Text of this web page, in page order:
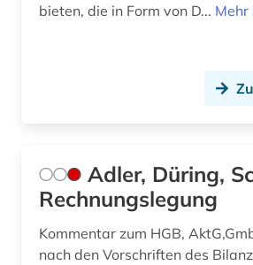
design &amp; publishing (1)
designschutz (4)
desktop publishing (1)
desktop-publishing (1)
bieten, die in Form von D... Mehr
Adler, Düring,
Rechnungslegung
Kommentar zum HGB,
nach den Vorschriften des